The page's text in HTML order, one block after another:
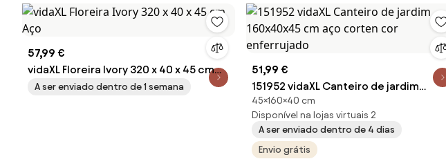
57,99 €
vidaXL Floreira Ivory 320 x 40 x 45 cm
Aço
A ser enviado dentro de 1 semana
51,99 €
151952 vidaXL Canteiro de jardim
160x40x45 cm aço corten cor
enferrujado
45×160×40 cm
Disponível na lojas virtuais 2
A ser enviado dentro de 4 dias
Envio grátis